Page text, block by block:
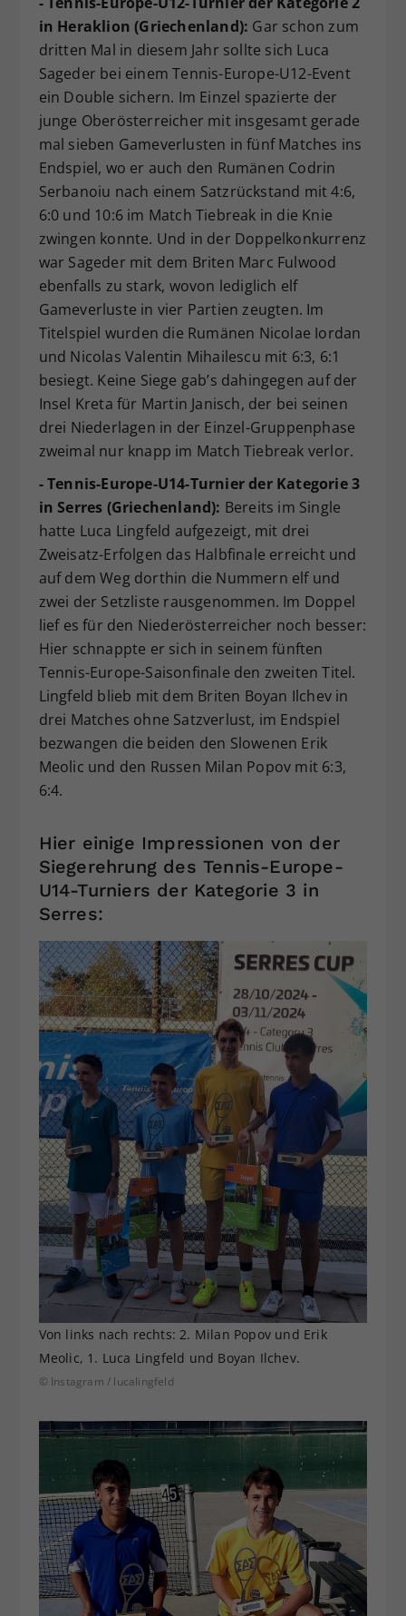
in Heraklion (Griechenland): Gar schon zum
dritten Mal in diesem Jahr sollte sich Luca
Sageder bei einem Tennis-Europe-U12-Event
ein Double sichern. Im Einzel spazierte der
junge Oberösterreicher mit insgesamt gerade
mal sieben Gameverlusten in fünf Matches ins
Endspiel, wo er auch den Rumänen Codrin
Serbanoiu nach einem Satzrückstand mit 4:6,
6:0 und 10:6 im Match Tiebreak in die Knie
zwingen konnte. Und in der Doppelkonkurrenz
war Sageder mit dem Briten Marc Fulwood
ebenfalls zu stark, wovon lediglich elf
Gameverluste in vier Partien zeugten. Im
Titelspiel wurden die Rumänen Nicolae Iordan
und Nicolas Valentin Mihailescu mit 6:3, 6:1
besiegt. Keine Siege gab’s dahingegen auf der
Insel Kreta für Martin Janisch, der bei seinen
drei Niederlagen in der Einzel-Gruppenphase
zweimal nur knapp im Match Tiebreak verlor.
- Tennis-Europe-U14-Turnier der Kategorie 3
in Serres (Griechenland): Bereits im Single
hatte Luca Lingfeld aufgezeigt, mit drei
Zweisatz-Erfolgen das Halbfinale erreicht und
auf dem Weg dorthin die Nummern elf und
zwei der Setzliste rausgenommen. Im Doppel
lief es für den Niederösterreicher noch besser:
Hier schnappte er sich in seinem fünften
Tennis-Europe-Saisonfinale den zweiten Titel.
Lingfeld blieb mit dem Briten Boyan Ilchev in
drei Matches ohne Satzverlust, im Endspiel
bezwangen die beiden den Slowenen Erik
Meolic und den Russen Milan Popov mit 6:3,
6:4.
Hier einige Impressionen von der
Siegerehrung des Tennis-Europe-
U14-Turniers der Kategorie 3 in
Serres:
Von links nach rechts: 2. Milan Popov und Erik
Meolic, 1. Luca Lingfeld und Boyan Ilchev.
© Instagram / lucalingfeld